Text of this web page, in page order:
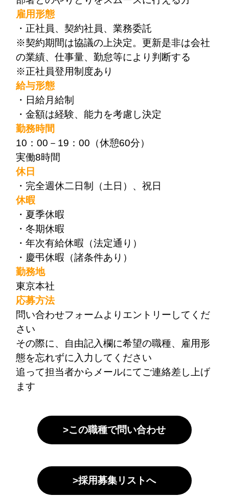
雇用形態
・正社員、契約社員、業務委託
※契約期間は協議の上決定。更新是非は会社
の業績、仕事量、勤怠等により判断する
※正社員登用制度あり
給与形態
・日給月給制
・金額は経験、能力を考慮し決定
勤務時間
10：00－19：00（休憩60分）
実働8時間
休日
・完全週休二日制（土日）、祝日
休暇
・夏季休暇
・冬期休暇
・年次有給休暇（法定通り）
・慶弔休暇（諸条件あり）
勤務地
東京本社
応募方法
問い合わせフォームよりエントリーしてくだ
さい
その際に、自由記入欄に希望の職種、雇用形
態を忘れずに入力してください
追って担当者からメールにてご連絡差し上げ
ます
>この職種で問い合わせ
>採用募集リストへ